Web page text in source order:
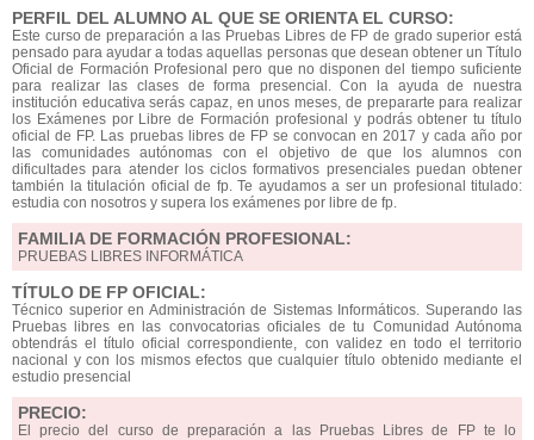
PERFIL DEL ALUMNO AL QUE SE ORIENTA EL CURSO:
Este curso de preparación a las Pruebas Libres de FP de grado superior está
pensado para ayudar a todas aquellas personas que desean obtener un Título
Oficial de Formación Profesional pero que no disponen del tiempo suficiente
para realizar las clases de forma presencial. Con la ayuda de nuestra
institución educativa serás capaz, en unos meses, de prepararte para realizar
los Exámenes por Libre de Formación profesional y podrás obtener tu título
oficial de FP. Las pruebas libres de FP se convocan en 2017 y cada año por
las comunidades autónomas con el objetivo de que los alumnos con
dificultades para atender los ciclos formativos presenciales puedan obtener
también la titulación oficial de fp. Te ayudamos a ser un profesional titulado:
estudia con nosotros y supera los exámenes por libre de fp.
FAMILIA DE FORMACIÓN PROFESIONAL:
PRUEBAS LIBRES INFORMÁTICA
TÍTULO DE FP OFICIAL:
Técnico superior en Administración de Sistemas Informáticos. Superando las
Pruebas libres en las convocatorias oficiales de tu Comunidad Autónoma
obtendrás el título oficial correspondiente, con validez en todo el territorio
nacional y con los mismos efectos que cualquier título obtenido mediante el
estudio presencial
PRECIO:
El precio del curso de preparación a las Pruebas Libres de FP te lo